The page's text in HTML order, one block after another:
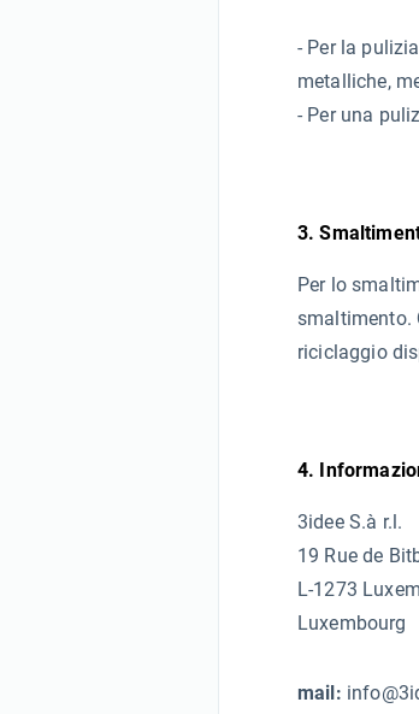
- Per la
metalliche,
- Per una
3.
Per lo
smaltimento.
riciclaggio
4.
3idee S.à r.l.
19 Rue de
L-1273
Luxembourg
mail: